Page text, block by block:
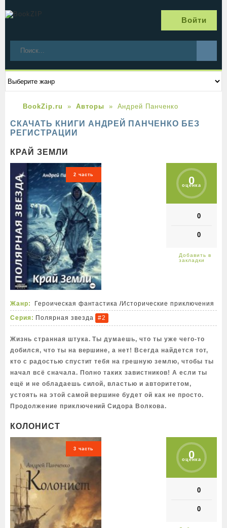
Войти
BookZip.ru Авторы Андрей Панченко
СКАЧАТЬ КНИГИ АНДРЕЙ ПАНЧЕНКО БЕЗ
РЕГИСТРАЦИИ
КРАЙ ЗЕМЛИ
2 часть 0
оценка
0
0
Жанр: Героическая фантастика /Исторические приключения
Серия: Полярная звезда #2
Жизнь странная штука. Ты думаешь, что ты уже чего-то
добился, что ты на вершине, а нет! Всегда найдется тот,
кто с радостью спустит тебя на грешную землю, чтобы ты
начал всё сначала. Полно таких завистников! А если ты
ещё и не обладаешь силой, властью и авторитетом,
устоять на этой самой вершине будет ой как не просто.
Продолжение приключений Сидора Волкова.
КОЛОНИСТ
3 часть 0
оценка
0
0